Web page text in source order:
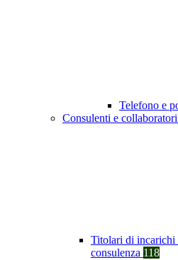
Telefono e
Consulenti e collaboratori
Titolari di incarichi
consulenza 118